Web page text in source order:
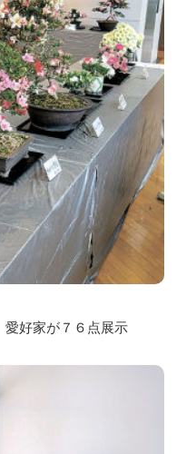
好家が７６点展示